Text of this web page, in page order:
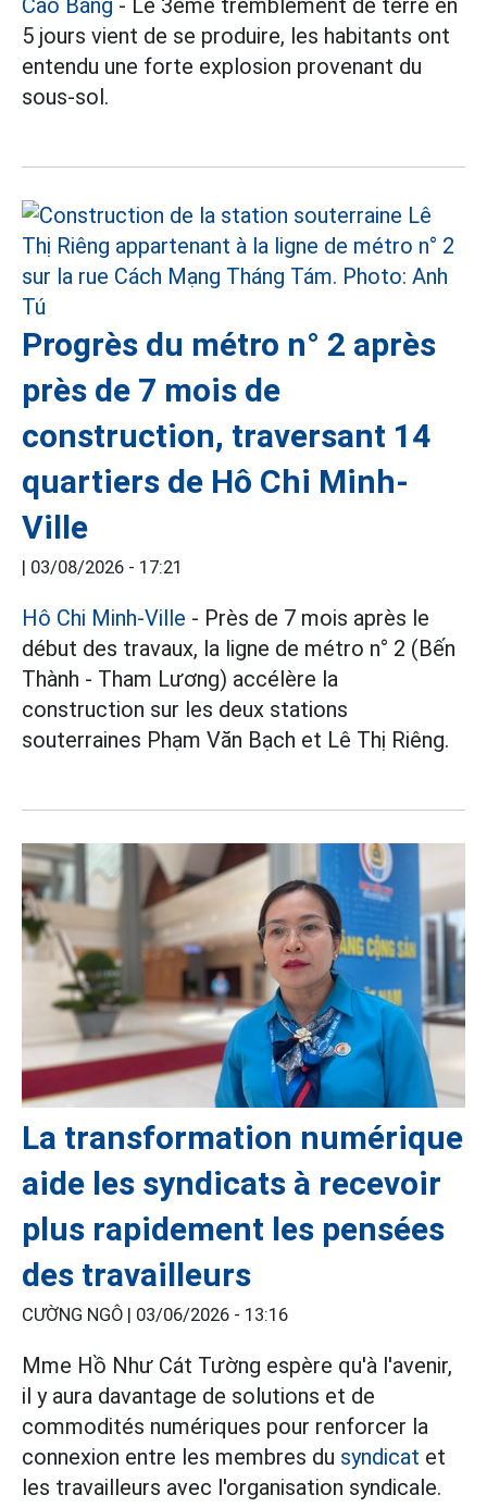
Cao Bằng - Le 3ème tremblement de terre en
5 jours vient de se produire, les habitants ont
entendu une forte explosion provenant du
sous-sol.
Progrès du métro n° 2 après
près de 7 mois de
construction, traversant 14
quartiers de Hô Chi Minh-
Ville
| 03/08/2026 - 17:21
Hô Chi Minh-Ville - Près de 7 mois après le
début des travaux, la ligne de métro n° 2 (Bến
Thành - Tham Lương) accélère la
construction sur les deux stations
souterraines Phạm Văn Bạch et Lê Thị Riêng.
La transformation numérique
aide les syndicats à recevoir
plus rapidement les pensées
des travailleurs
CƯỜNG NGÔ | 03/06/2026 - 13:16
Mme Hồ Như Cát Tường espère qu'à l'avenir,
il y aura davantage de solutions et de
commodités numériques pour renforcer la
connexion entre les membres du syndicat et
les travailleurs avec l'organisation syndicale.